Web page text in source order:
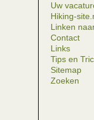
Uw
Hiking-
Linken
Contact
Links
Tips en
Sitemap
Zoeken